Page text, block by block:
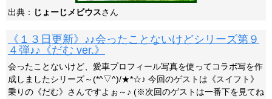
出典： じょーじメビウスさん
《１３日更新》♪♪会ったことないけどシリーズ第９
４弾♪♪《だむ ver.》
会ったことないけど、愛車プロフィール写真を使ってコラボ写を作
成しましたシリーズ～(*^▽^)/★*☆♪ 今回のゲストは《スイフト》
乗りの《だむ》さんですよぉ～♪ (※次回のゲストは一番下を見てね